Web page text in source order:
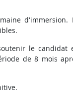
d'immersion.
le candidat
de 8 mois